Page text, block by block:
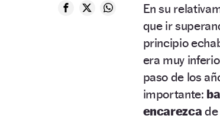
En su
que ir
principio
era muy
paso de los
importante:
encarezca